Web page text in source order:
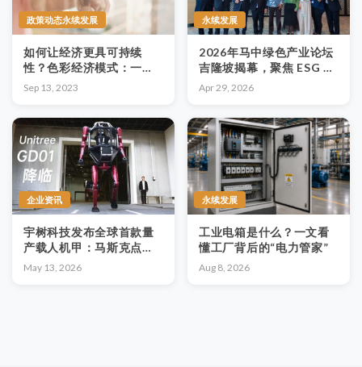
政策动态永续发展
如何让经济更具可持续
性？色彩经济模式：一种
颜色、一种挑战，许地球
Sep 13, 2023
永续发展
2026年马中绿色产业论坛
吉隆坡揭幕，聚焦 ESG 与
东南亚本土化升级
Apr 29, 2026
企业资讯
宇树科技发布全球首款量
产载人机甲：马斯克点
赞“酷”
May 13, 2026
永续发展
工业电箱是什么？一文看
懂工厂背后的“电力管家”
Aug 8, 2026